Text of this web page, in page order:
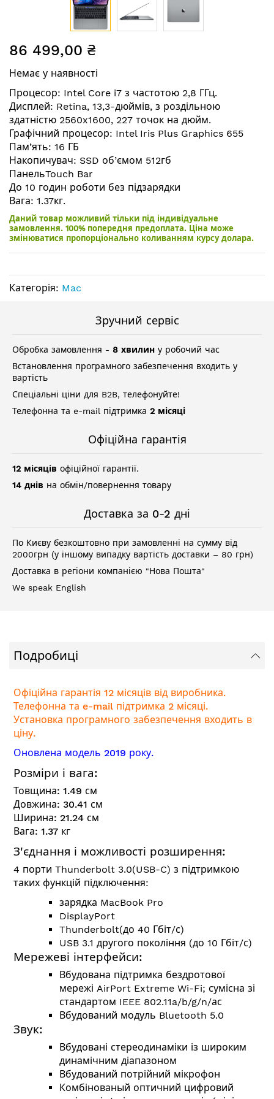
до
галереї
зображень
86 499,00 ₴
Немає у наявності
Процесор: Intel Core i7 з частотою 2,8 ГГц.
Дисплей: Retina, 13,3-дюймів, з роздільною
здатністю 2560x1600, 227 точок на дюйм.
Графічний процесор: Intel Iris Plus Graphics 655
Пам’ять: 16 ГБ
Накопичувач: SSD об’ємом 512гб
ПанельTouch Bar
До 10 годин роботи без підзарядки
Вага: 1.37кг.
Даний товар можливий тільки під індивідуальне
замовлення. 100% попередня предоплата. Ціна може
змінюватися пропорціонально коливанням курсу долара.
Категорія: Mac
Зручний сервіс
Обробка замовлення - 8 хвилин у робочий час
Встановлення програмного забезпечення входить у
вартість
Спеціальні ціни для B2B, телефонуйте!
Телефонна та e-mail підтримка 2 місяці
Офіційна гарантія
12 місяців офіційної гарантії.
14 днів на обмін/повернення товару
Доставка за 0-2 дні
По Києву безкоштовно при замовленні на сумму від
2000грн (у іншому випадку вартість доставки – 80 грн)
Доставка в регіони компанією "Нова Пошта"
We speak English
Подробиці
Офіційна гарантія 12 місяців від виробника.
Телефонна та e-mail підтримка 2 місяці.
Установка програмного забезпечення входить в
ціну.
Оновлена модель 2019 року.
Розміри і вага:
Товщина: 1.49 см
Довжина: 30.41 см
Ширина: 21.24 см
Вага: 1.37 кг
З'єднання і можливості розширення:
4 порти Thunderbolt 3.0(USB-C) з підтримкою
таких функцій підключення:
зарядка MacBook Pro
DisplayPort
Thunderbolt(до 40 Гбіт/с)
USB 3.1 другого покоління (до 10 Гбіт/с)
Мережеві інтерфейси:
Вбудована підтримка бездротової
мережі AirPort Extreme Wi-Fi; сумісна зі
стандартом IEEE 802.11a/b/g/n/ас
Вбудований модуль Bluetooth 5.0
Звук:
Вбудовані стереодинаміки із широким
динамічним діапазоном
Вбудований потрійний мікрофон
Комбінованый оптичний цифровий